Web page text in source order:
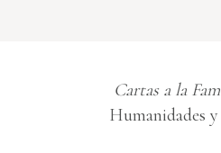
Cartas a la
Humanidades